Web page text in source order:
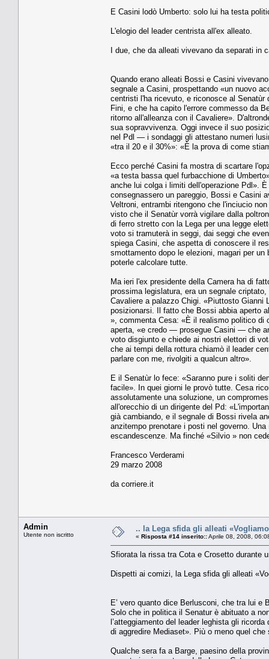
E Casini lodò Umberto: solo lui ha testa
L'elogio del leader centrista all'ex alleato.
I due, che da alleati vivevano da separati in
Quando erano alleati Bossi e Casini
segnale a Casini, prospettando «un nuovo
centristi l'ha ricevuto, e riconosce al
Fini, e che ha capito l'errore commesso da
ritorno all'alleanza con il Cavaliere».
sua sopravvivenza. Oggi invece il suo
nel Pdl — i sondaggi gli attestano numeri
«tra il 20 e il 30%»: «È la prova di come
Ecco perché Casini fa mostra di scartare
«a testa bassa quel furbacchione di
anche lui colga i limiti dell'operazione Pdl».
consegnassero un pareggio, Bossi e Casini
Veltroni, entrambi ritengono che l'inciucio
visto che il Senatùr vorrà vigilare dalla
di ferro stretto con la Lega per una legge
voto si tramuterà in seggi, dai seggi che
spiega Casini, che aspetta di conoscere il
smottamento dopo le elezioni, magari per
poterle calcolare tutte.
Ma ieri l'ex presidente della Camera ha di
prossima legislatura, era un segnale
Cavaliere a palazzo Chigi. «Piuttosto Gianni
posizionarsi. Il fatto che Bossi abbia aperto
», commenta Cesa: «È il realismo politico di
aperta, «e credo — prosegue Casini — che
voto disgiunto e chiede ai nostri elettori di
che ai tempi della rottura chiamò il leader
parlare con me, rivolgiti a qualcun altro».
E il Senatùr lo fece: «Saranno pure i soliti
facile». In quei giorni le provò tutte. Cesa
assolutamente una soluzione, un
all'orecchio di un dirigente del Pd:
già cambiando, e il segnale di Bossi rivela
anzitempo prenotare i posti nel governo.
escandescenze. Ma finché «Silvio » non
Francesco Verderami
29 marzo 2008
da corriere.it
Admin
Utente non iscritto
.. la Lega sfida gli alleati
« Risposta #14 inserito::Aprile 08, 2008,
Sfiorata la rissa tra Cota e Crosetto durante
Dispetti ai comizi, la Lega sfida gli alleati
E’ vero quanto dice Berlusconi, che tra lui e
Solo che in politica il Senatur è abituato a
l’atteggiamento del leader leghista gli
di aggredire Mediaset». Più o meno quel
Qualche sera fa a Barge, paesino della